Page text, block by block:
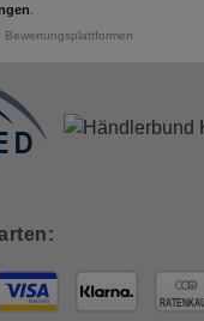
Bewertungsplattformen